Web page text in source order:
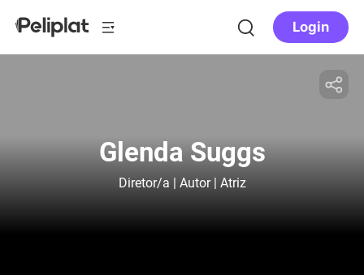
Login
Glenda Suggs
Diretor/a | Autor | Atriz